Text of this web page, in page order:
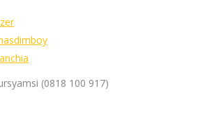
(0818 100 917)